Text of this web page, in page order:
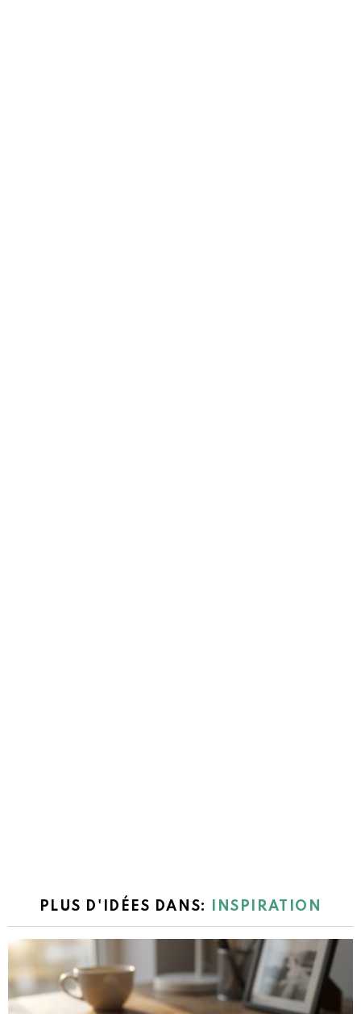
PLUS D'IDÉES DANS: INSPIRATION